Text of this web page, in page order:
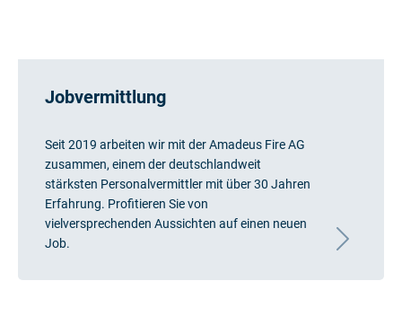
Jobvermittlung
Seit 2019 arbeiten wir mit der Amadeus Fire AG
zusammen, einem der deutschlandweit
stärksten Personalvermittler mit über 30 Jahren
Erfahrung. Profitieren Sie von
vielversprechenden Aussichten auf einen neuen
Job.